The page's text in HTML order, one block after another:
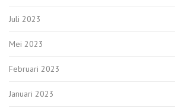
Juli 2023
Mei 2023
Februari 2023
Januari 2023